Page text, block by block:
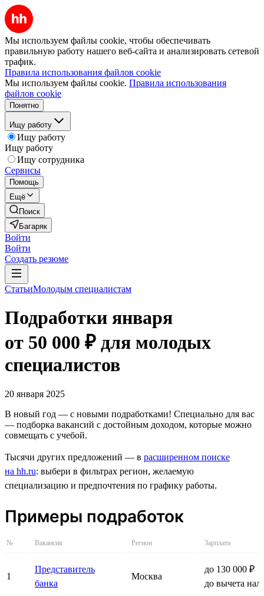
Мы используем файлы cookie, чтобы обеспечивать
правильную работу нашего веб-сайта и анализировать сетевой
трафик.
Правила использования файлов cookie
Мы используем файлы cookie. Правила использования
файлов cookie
Понятно
Ищу работу
Ищу работу
Ищу работу
Ищу сотрудника
Сервисы
Помощь
Ещё
Поиск
Багаряк
Войти
Войти
Создать резюме
СтатьиМолодым специалистам
Подработки января
от 50 000 ₽ для молодых
специалистов
20 января 2025
В новый год — с новыми подработками! Специально для вас
— подборка вакансий с достойным доходом, которые можно
совмещать с учебой.
Тысячи других предложений — в расширенном поиске
на hh.ru: выбери в фильтрах регион, желаемую
специализацию и предпочтения по графику работы.
Примеры подработок
№ Вакансия Регион Зарплата
1
Представитель
банка
Москва
до 130 000 ₽
до вычета